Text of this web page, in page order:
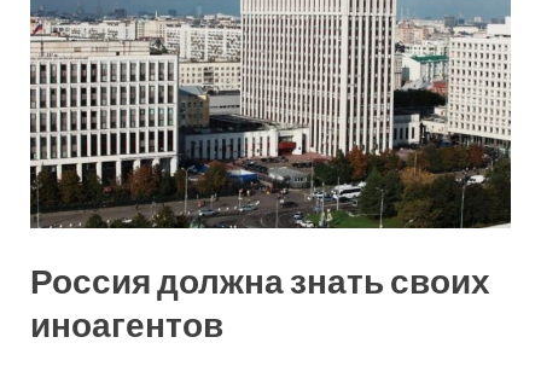
Россия должна знать своих
иноагентов